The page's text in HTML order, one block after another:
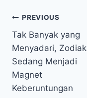
Post
navigation
PREVIOUS
Tak Banyak yang
Menyadari,
Sedang Menjadi
Magnet
Keberuntungan